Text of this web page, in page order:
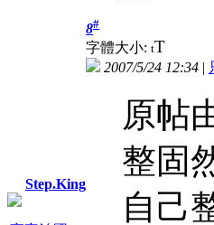
Step.King
8#
字體大小: tT
2007/5/24 12:34 |
原帖
整固
自己